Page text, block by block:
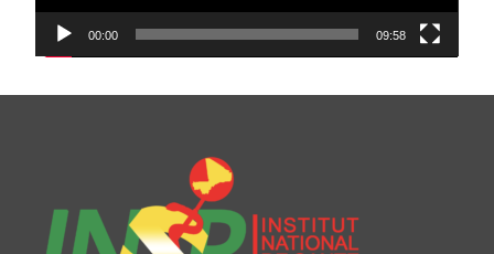
00:00 09:58